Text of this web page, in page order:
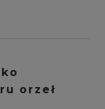
orzeł